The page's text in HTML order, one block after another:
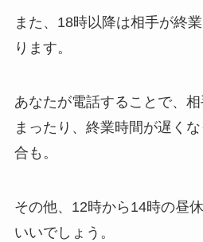
また、18時以降は相手が終
ります。
あなたが電話することで、
まったり、終業時間が遅く
合も。
その他、12時から14時の昼
いいでしょう。